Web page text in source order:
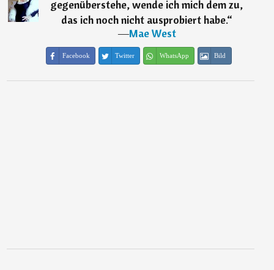
gegenüberstehe, wende ich mich dem zu,
das ich noch nicht ausprobiert habe.“
―Mae West
Facebook Twitter WhatsApp Bild